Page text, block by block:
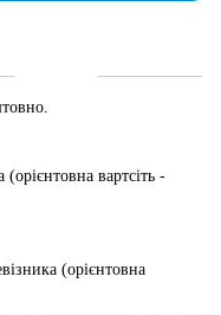
вартсіть -
(орієнтовна